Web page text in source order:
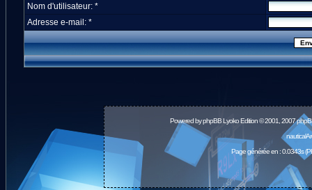
Nom d'utilisateur: *
Adresse e-mail: *
Powered byphpBBLyoko Edition © 2001, 2007
Page générée en : 0.0343s